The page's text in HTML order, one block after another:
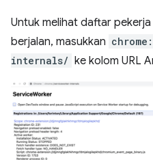
Untuk melihat daftar
berjalan, masukkan
internals/ ke kolom URL